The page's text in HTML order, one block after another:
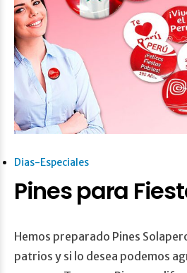
Dias-Especiales
Pines para
Hemos preparado Pines
patrios y si lo desea podemos